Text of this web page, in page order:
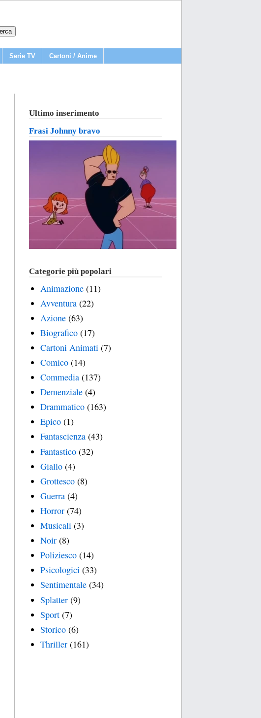
Serie TV Cartoni / Anime
Ultimo inserimento
Frasi Johnny bravo
Categorie più popolari
Animazione (11)
Avventura (22)
Azione (63)
Biografico (17)
Cartoni Animati (7)
Comico (14)
Commedia (137)
Demenziale (4)
Drammatico (163)
Epico (1)
Fantascienza (43)
Fantastico (32)
Giallo (4)
Grottesco (8)
Guerra (4)
Horror (74)
Musicali (3)
Noir (8)
Poliziesco (14)
Psicologici (33)
Sentimentale (34)
Splatter (9)
Sport (7)
Storico (6)
Thriller (161)